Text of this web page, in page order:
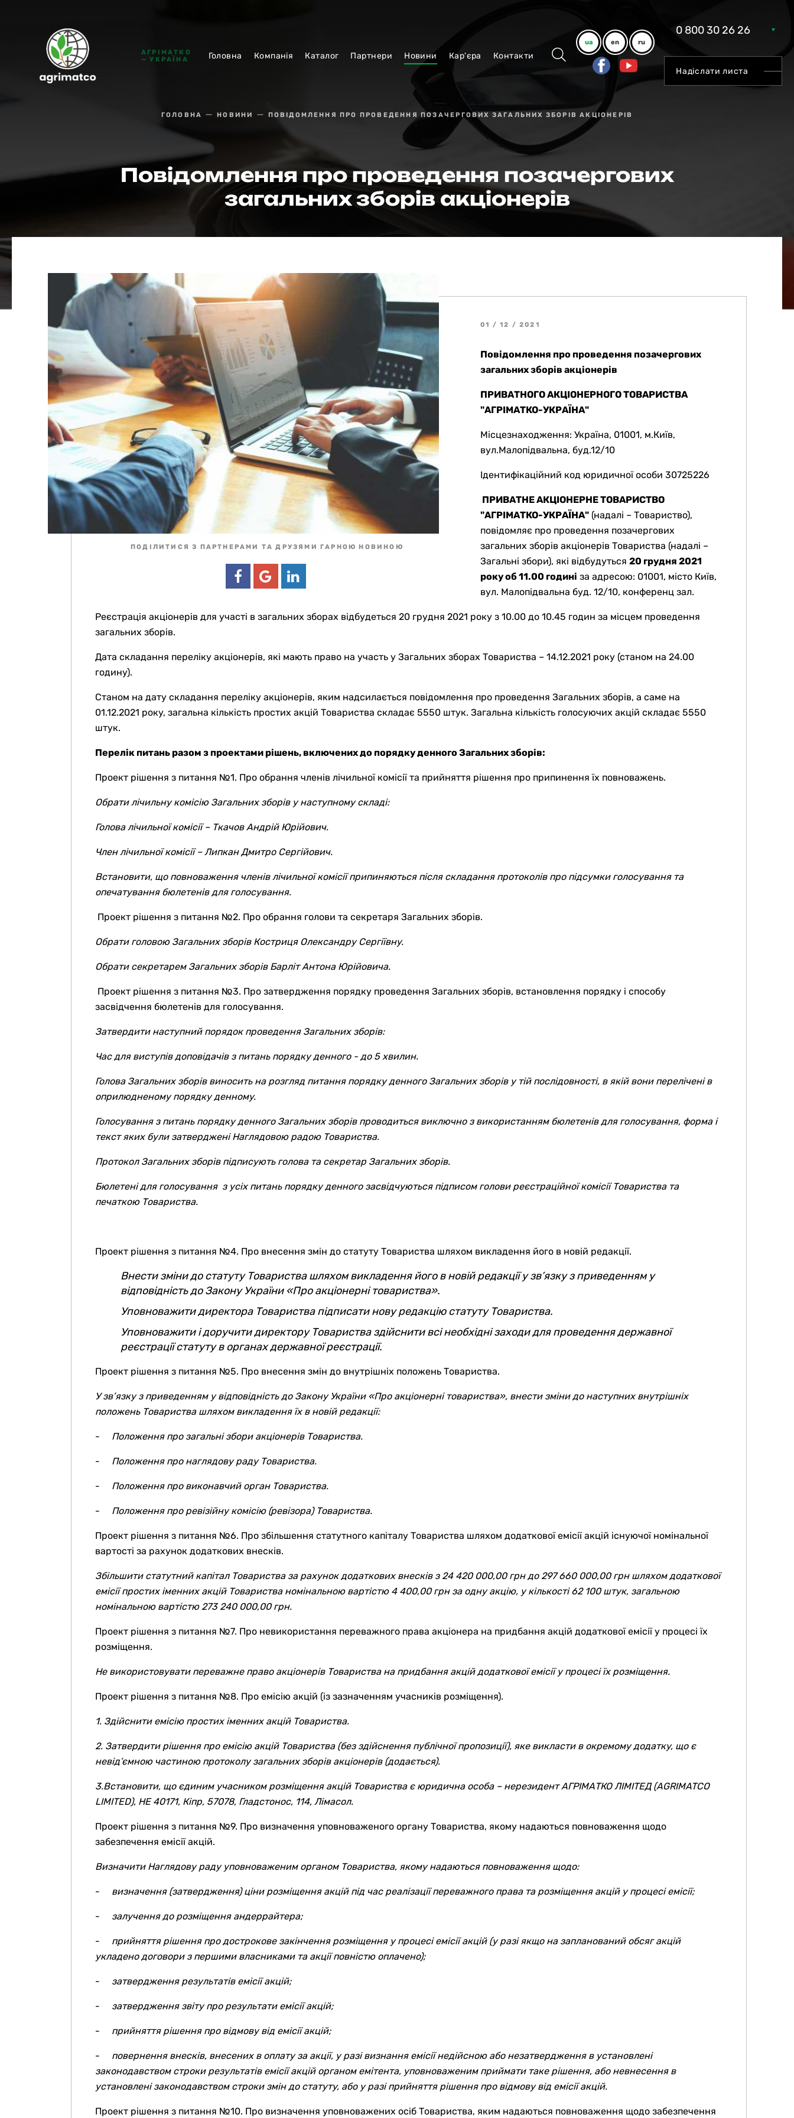
АГРІМАТКО
— УКРАЇНА
Головна Компанiя Каталог Партнери Новини Кар'єра Контакти
ua en ru
0 800 30 26 26
Надіслати листа
ГОЛОВНА НОВИНИ ПОВІДОМЛЕННЯ ПРО ПРОВЕДЕННЯ ПОЗАЧЕРГОВИХ ЗАГАЛЬНИХ ЗБОРІВ АКЦІОНЕРІВ
Повідомлення про проведення позачергових
загальних зборів акціонерів
ПОДІЛИТИСЯ З ПАРТНЕРАМИ ТА ДРУЗЯМИ ГАРНОЮ НОВИНОЮ
01 / 12 / 2021
Повідомлення про проведення позачергових
загальних зборів акціонерів
ПРИВАТНОГО АКЦІОНЕРНОГО ТОВАРИСТВА
"АГРІМАТКО-УКРАЇНА"
Місцезнаходження: Україна, 01001, м.Київ,
вул.Малопідвальна, буд.12/10
Ідентифікаційний код юридичної особи 30725226
ПРИВАТНЕ АКЦІОНЕРНЕ ТОВАРИСТВО
"АГРІМАТКО-УКРАЇНА" (надалі – Товариство),
повідомляє про проведення позачергових
загальних зборів акціонерів Товариства (надалі –
Загальні збори), які відбудуться 20 грудня 2021
року об 11.00 годині за адресою: 01001, місто Київ,
вул. Малопідвальна буд. 12/10, конференц зал.
Реєстрація акціонерів для участі в загальних зборах відбудеться 20 грудня 2021 року з 10.00 до 10.45 годин за місцем проведення
загальних зборів.
Дата складання переліку акціонерів, які мають право на участь у Загальних зборах Товариства – 14.12.2021 року (станом на 24.00
годину).
Станом на дату складання переліку акціонерів, яким надсилається повідомлення про проведення Загальних зборів, а саме на
01.12.2021 року, загальна кількість простих акцій Товариства складає 5550 штук. Загальна кількість голосуючих акцій складає 5550
штук.
Перелік питань разом з проектами рішень, включених до порядку денного Загальних зборів:
Проект рішення з питання №1. Про обрання членів лічильної комісії та прийняття рішення про припинення їх повноважень.
Обрати лічильну комісію Загальних зборів у наступному складі:
Голова лічильної комісії – Ткачов Андрій Юрійович.
Член лічильної комісії –Липкан Дмитро Сергійович.
Встановити, що повноваження членів лічильної комісії припиняються після складання протоколів про підсумки голосування та
опечатування бюлетенів для голосування.
Проект рішення з питання №2. Про обрання голови та секретаря Загальних зборів.
Обрати головою Загальних зборів Костриця ОлександруСергіївну.
Обрати секретарем Загальних зборів Барліт АнтонаЮрійовича.
Проект рішення з питання №3. Про затвердження порядку проведення Загальних зборів, встановлення порядку і способу
засвідчення бюлетенів для голосування.
Затвердити наступний порядок проведення Загальних зборів:
Час для виступів доповідачів з питань порядку денного - до 5 хвилин.
Голова Загальних зборів виносить на розгляд питання порядку денного Загальних зборів у тій послідовності, в якій вони перелічені в
оприлюдненому порядку денному.
Голосування з питань порядку денного Загальних зборів проводиться виключно з використанням бюлетенів для голосування, форма і
текст яких були затверджені Наглядовою радою Товариства.
Протокол Загальних зборів підписують голова та секретар Загальних зборів.
Бюлетені для голосування з усіх питань порядку денного засвідчуються підписом голови реєстраційної комісії Товариства та
печаткою Товариства.
Проект рішення з питання №4. Про внесення змін до статуту Товариства шляхом викладення його в новій редакції.
Внести зміни до статуту Товариства шляхом викладення його в новій редакції у зв’язку з приведенням у
відповідність до Закону України «Про акціонерні товариства».
Уповноважити директора Товариства підписати нову редакцію статуту Товариства.
Уповноважити і доручити директору Товариства здійснити всі необхідні заходи для проведення державної
реєстрації статуту в органах державної реєстрації.
Проект рішення з питання №5. Про внесення змін до внутрішніх положень Товариства.
У зв’язку з приведенням у відповідність до Закону України «Про акціонерні товариства», внести зміни до наступних внутрішніх
положень Товариства шляхом викладення їх в новій редакції:
- Положення про загальні збори акціонерів Товариства.
- Положення про наглядову раду Товариства.
- Положення про виконавчий орган Товариства.
- Положення про ревізійну комісію (ревізора) Товариства.
Проект рішення з питання №6. Про збільшення статутного капіталу Товариства шляхом додаткової емісії акцій існуючої номінальної
вартості за рахунок додаткових внесків.
Збільшити статутний капітал Товариства за рахунок додаткових внесків з 24 420 000,00 грн до 297 660 000,00 грн шляхом додаткової
емісії простих іменних акцій Товариства номінальною вартістю 4 400,00 грн за одну акцію, у кількості 62 100 штук, загальною
номінальною вартістю 273 240 000,00 грн.
Проект рішення з питання №7. Про невикористання переважного права акціонера на придбання акцій додаткової емісії у процесі їх
розміщення.
Не використовувати переважне право акціонерів Товариства на придбання акцій додаткової емісії у процесі їх розміщення.
Проект рішення з питання №8. Про емісію акцій (із зазначенням учасників розміщення).
1. Здійснити емісію простих іменних акцій Товариства.
2. Затвердити рішення про емісію акцій Товариства (без здійснення публічної пропозиції), яке викласти в окремому додатку, що є
невід’ємною частиною протоколу загальних зборів акціонерів (додається).
3.Встановити, що єдиним учасником розміщення акцій Товариства є юридична особа – нерезидент АГРІМАТКО ЛІМІТЕД (AGRIMATCO
LIMITED), HE 40171, Кіпр, 57078, Гладстонос, 114, Лімасол.
Проект рішення з питання №9. Про визначення уповноваженого органу Товариства, якому надаються повноваження щодо
забезпечення емісії акцій.
Визначити Наглядову раду уповноваженим органом Товариства, якому надаються повноваження щодо:
- визначення (затвердження) ціни розміщення акцій під час реалізації переважного права та розміщення акцій у процесі емісії;
- залучення до розміщення андеррайтера;
- прийняття рішення про дострокове закінчення розміщення у процесі емісії акцій (у разі якщо на запланований обсяг акцій
укладено договори з першими власниками та акції повністю оплачено);
- затвердження результатів емісії акцій;
- затвердження звіту про результати емісії акцій;
- прийняття рішення про відмову від емісії акцій;
- повернення внесків, внесених в оплату за акції, у разі визнання емісії недійсною або незатвердження в установлені
законодавством строки результатів емісії акцій органом емітента, уповноваженим приймати таке рішення, або невнесення в
установлені законодавством строки змін до статуту, або у разі прийняття рішення про відмову від емісії акцій.
Проект рішення з питання №10. Про визначення уповноважених осіб Товариства, яким надаються повноваження щодо забезпечення